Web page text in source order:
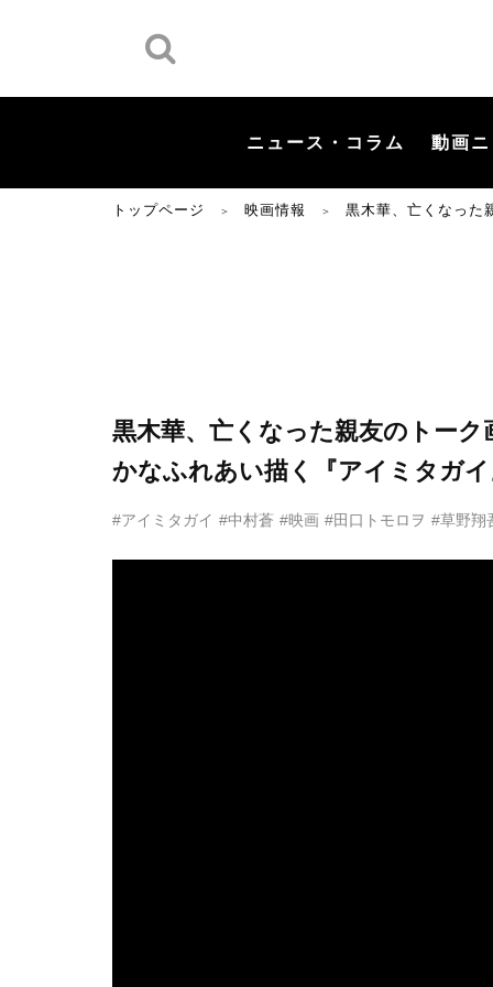
ニュース・コラム 動画
トップページ ＞ 映画情報 ＞ 黒木華、亡くなった
黒木華、亡くなった親友のトー
かなふれあい描く『アイミタガ
#アイミタガイ #中村蒼 #映画 #田口トモロヲ #草野翔